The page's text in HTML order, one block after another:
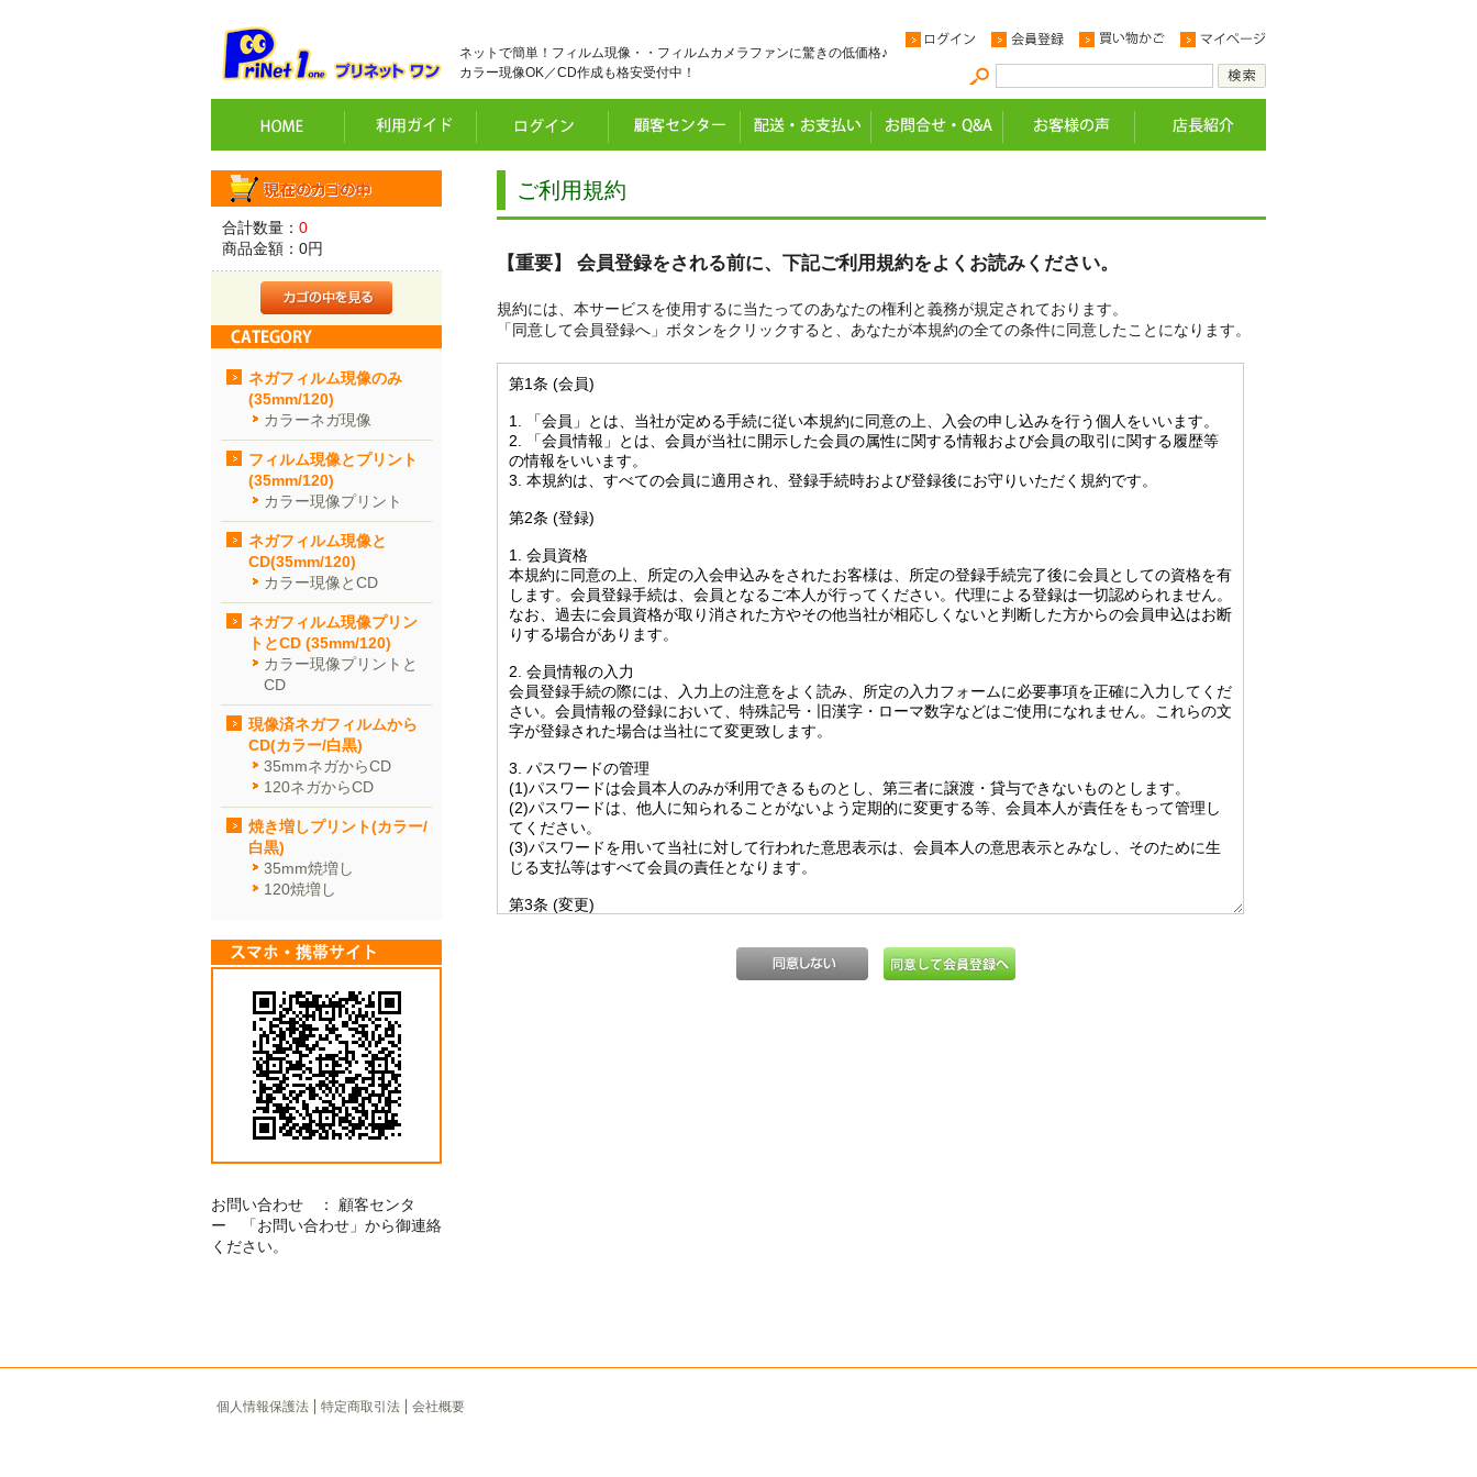
ネットで簡単！フィルム現像・・フィルムカメラファンに驚きの低価格♪
カラー現像OK／CD作成も格安受付中！
合計数量： 0
商品金額： 0円
ネガフィルム現像のみ
(35mm/120)
カラーネガ現像
フィルム現像とプリント
(35mm/120)
カラー現像プリント
ネガフィルム現像と
CD(35mm/120)
カラー現像とCD
ネガフィルム現像プリン
トとCD (35mm/120)
カラー現像プリントと
CD
現像済ネガフィルムから
CD(カラー/白黒)
35mmネガからCD
120ネガからCD
焼き増しプリント(カラー/
白黒)
35mm焼増し
120焼増し
お問い合わせ ： 顧客センタ
ー 「お問い合わせ」から御連絡
ください。
ご利用規約
【重要】 会員登録をされる前に、下記ご利用規約をよくお読みください。
規約には、本サービスを使用するに当たってのあなたの権利と義務が規定されております。
「同意して会員登録へ」ボタンをクリックすると、あなたが本規約の全ての条件に同意したことになります。
個人情報保護法 特定商取引法 会社概要